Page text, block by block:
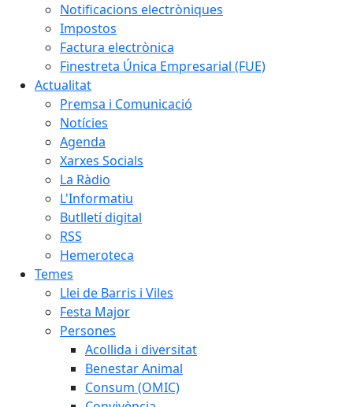
Notificacions electròniques
Impostos
Factura electrònica
Finestreta Única Empresarial (FUE)
Actualitat
Premsa i Comunicació
Notícies
Agenda
Xarxes Socials
La Ràdio
L'Informatiu
Butlletí digital
RSS
Hemeroteca
Temes
Llei de Barris i Viles
Festa Major
Persones
Acollida i diversitat
Benestar Animal
Consum (OMIC)